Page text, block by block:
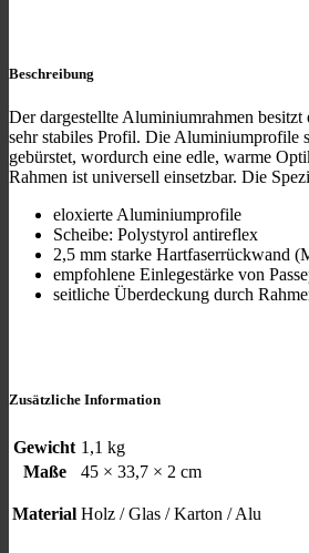
Beschreibung
Der dargestellte Aluminiumrahmen besitzt
sehr stabiles Profil. Die Aluminiumprofile
gebürstet, wordurch eine edle, warme
Rahmen ist universell einsetzbar. Die
eloxierte Aluminiumprofile
Scheibe: Polystyrol antireflex
2,5 mm starke Hartfaserrückwand
empfohlene Einlegestärke von
seitliche Überdeckung durch
Zusätzliche Information
Gewicht 1,1 kg
Maße
45 × 33,7 × 2 cm
Material Holz / Glas / Karton / Alu